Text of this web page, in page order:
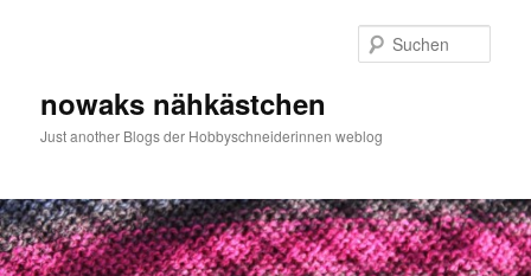
nowaks nähkästchen
Just another Blogs der Hobbyschneiderinnen weblog